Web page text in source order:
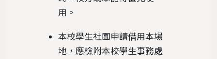
用。
本校學生社團申請借用本場
地，應檢附本校學生事務處